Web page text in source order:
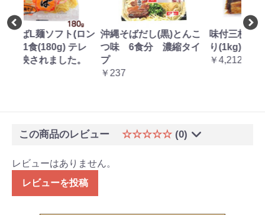
沖縄そばだし(黒)とんこ
つ味 6食分 濃縮タイ
プ
味付三枚肉 約50枚入
り(1kg)
この商品のレビュー ☆☆☆☆☆ (0)
レビューはありません。
レビューを投稿